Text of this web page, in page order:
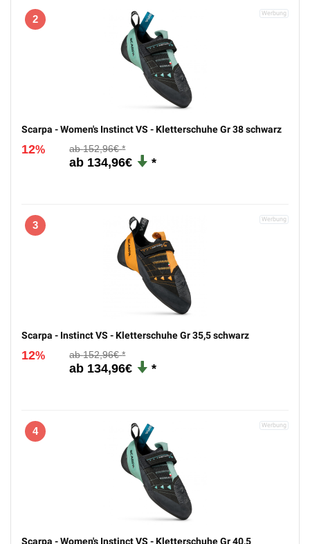
2
Scarpa - Women's Instinct VS - Kletterschuhe Gr 38 schwarz
12% 152,96€
134,96€
3
Scarpa - Instinct VS - Kletterschuhe Gr 35,5 schwarz
12% 152,96€
134,96€
4
Scarpa - Women's Instinct VS - Kletterschuhe Gr 40,5